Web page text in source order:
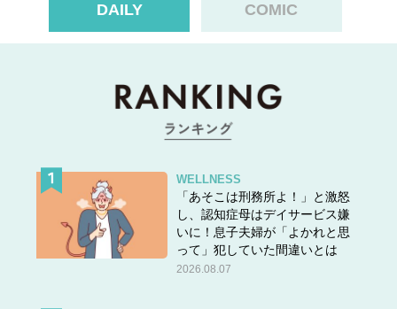
DAILY COMIC
WELLNESS
「あそこは刑務所よ！」と激怒
し、認知症母はデイサービス嫌
いに！息子夫婦が「よかれと思
って」犯していた間違いとは
2026.08.07